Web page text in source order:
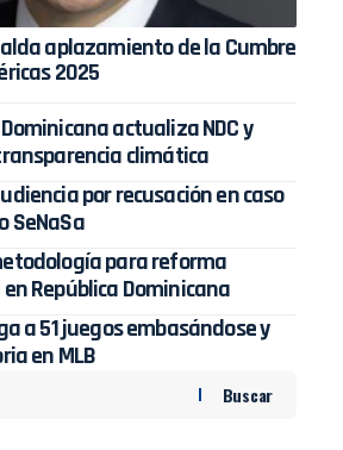
aplazamiento de la Cumbre
2025
actualiza NDC y
climática
por recusación en caso
SeNaSa
para reforma
República Dominicana
a 51 juegos embasándose y
en MLB
Buscar